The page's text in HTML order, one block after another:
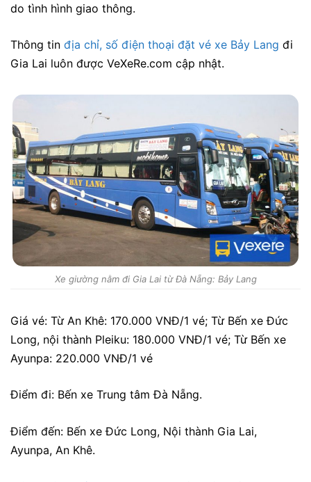
do tình hình giao thông.
Thông tin địa chỉ, số điện thoại đặt vé xe Bảy Lang đi
Gia Lai luôn được VeXeRe.com cập nhật.
Xe giường nằm đi Gia Lai từ Đà Nẵng: Bảy Lang
Giá vé: Từ An Khê: 170.000 VNĐ/1 vé; Từ Bến xe Đức
Long, nội thành Pleiku: 180.000 VNĐ/1 vé; Từ Bến xe
Ayunpa: 220.000 VNĐ/1 vé
Điểm đi: Bến xe Trung tâm Đà Nẵng.
Điểm đến: Bến xe Đức Long, Nội thành Gia Lai,
Ayunpa, An Khê.